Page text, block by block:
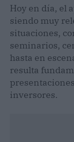
Hoy en día, el
siendo muy
situaciones,
seminarios,
hasta en
resulta
inversores.